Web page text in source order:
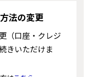
法の変更
（口座・クレジ
きいただけま